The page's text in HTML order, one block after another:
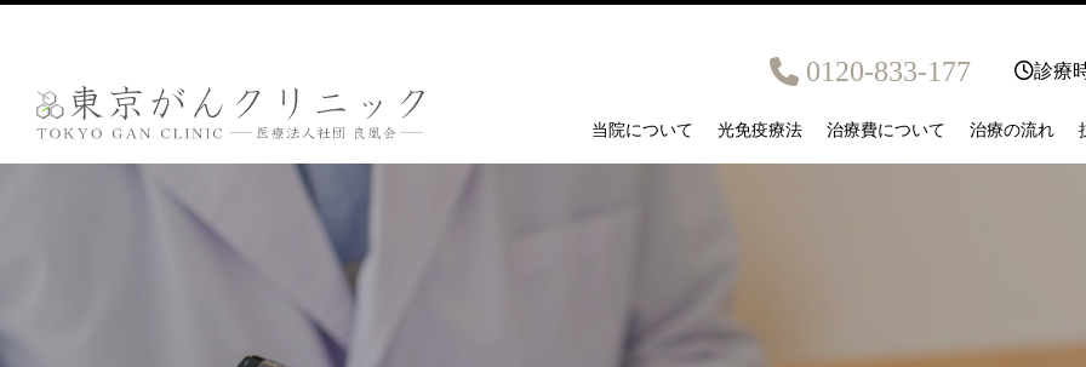
0120-833-177 診療
当院について 光免疫療法 治療費について 治療の流れ